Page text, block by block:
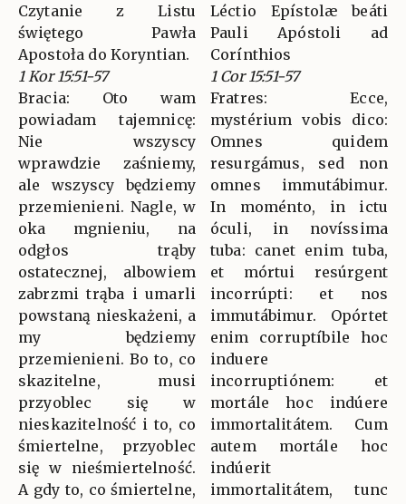
Czytanie z Listu
świętego Pawła
Apostoła do Koryntian.
1 Kor 15:51-57
Bracia: Oto wam
powiadam tajemnicę:
Nie wszyscy
wprawdzie zaśniemy,
ale wszyscy będziemy
przemienieni. Nagle, w
oka mgnieniu, na
odgłos trąby
ostatecznej, albowiem
zabrzmi trąba i umarli
powstaną nieskażeni, a
my będziemy
przemienieni. Bo to, co
skazitelne, musi
przyoblec się w
nieskazitelność i to, co
śmiertelne, przyoblec
się w nieśmiertelność.
A gdy to, co śmiertelne,
Léctio Epístolæ beáti
Pauli Apóstoli ad
Corínthios
1 Cor 15:51-57
Fratres: Ecce,
mystérium vobis dico:
Omnes quidem
resurgámus, sed non
omnes immutábimur.
In moménto, in ictu
óculi, in novíssima
tuba: canet enim tuba,
et mórtui resúrgent
incorrúpti: et nos
immutábimur. Opórtet
enim corruptíbile hoc
induere
incorruptiónem: et
mortále hoc indúere
immortalitátem. Cum
autem mortále hoc
indúerit
immortalitátem, tunc